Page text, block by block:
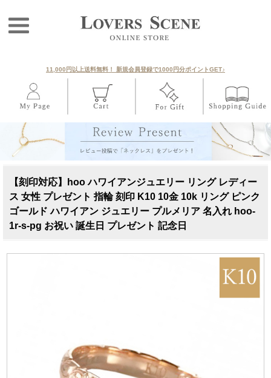
11,000円以上送料無料！ 新規会員登録で1000円分ポイントGET♪
【刻印対応】hoo ハワイアンジュエリー リング レディー
ス 女性 プレゼント 指輪 刻印 K10 10金 10k リング ピンク
ゴールド ハワイアン ジュエリー プルメリア 名入れ hoo-
1r-s-pg お祝い 誕生日 プレゼント 記念日